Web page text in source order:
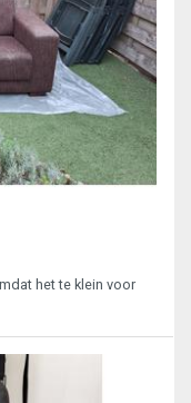
het te klein voor